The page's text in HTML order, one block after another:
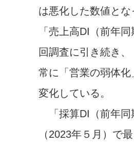
は悪化した数値とな
「売上高DI（前年
回調査に引き続き
常に「営業の弱体
変化している。
「採算DI（前年同
（2023年５月）で